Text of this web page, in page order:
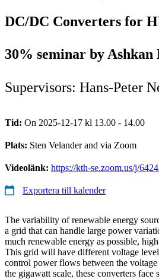
DC/DC Converters for
30% seminar by Ashkan
Supervisors: Hans-Peter
Tid: On 2025-12-17 kl 13.00 - 14.00
Plats: Sten Velander and via Zoom
Videolänk: https://kth-se.zoom.us/j/
Exportera till kalender
The variability of renewable energy
a grid that can handle large power
much renewable energy as possible,
This grid will have different voltage
control power flows between the
the gigawatt scale, these converters face